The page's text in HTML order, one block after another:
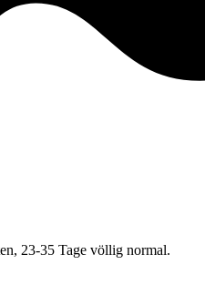
23-35 Tage völlig normal.